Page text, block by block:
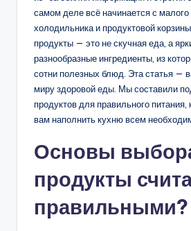
самом деле всё начинается с
холодильника и продуктовой
продукты — это не скучная еда, а
разнообразные ингредиенты, из
сотни полезных блюд. Эта статья —
миру здоровой еды. Мы составили
продуктов для правильного
вам наполнить кухню всем
Основы
продукты
правильными?